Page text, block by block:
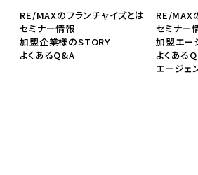
RE/MAXのフランチャイズとは
セミナー情報
加盟企業様のSTORY
よくあるQ&A
RE/MAX
セミナー
加盟エー
よくある
エージェ